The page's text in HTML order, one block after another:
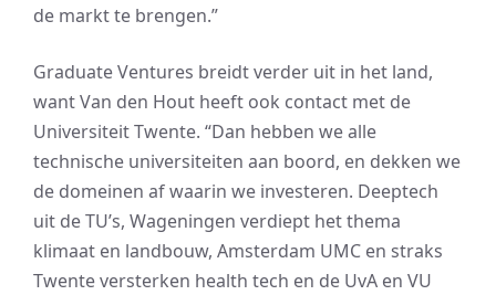
de markt te brengen.”
Graduate Ventures breidt verder uit in het land,
want Van den Hout heeft ook contact met de
Universiteit Twente. “Dan hebben we alle
technische universiteiten aan boord, en dekken we
de domeinen af waarin we investeren. Deeptech
uit de TU’s, Wageningen verdiept het thema
klimaat en landbouw, Amsterdam UMC en straks
Twente versterken health tech en de UvA en VU